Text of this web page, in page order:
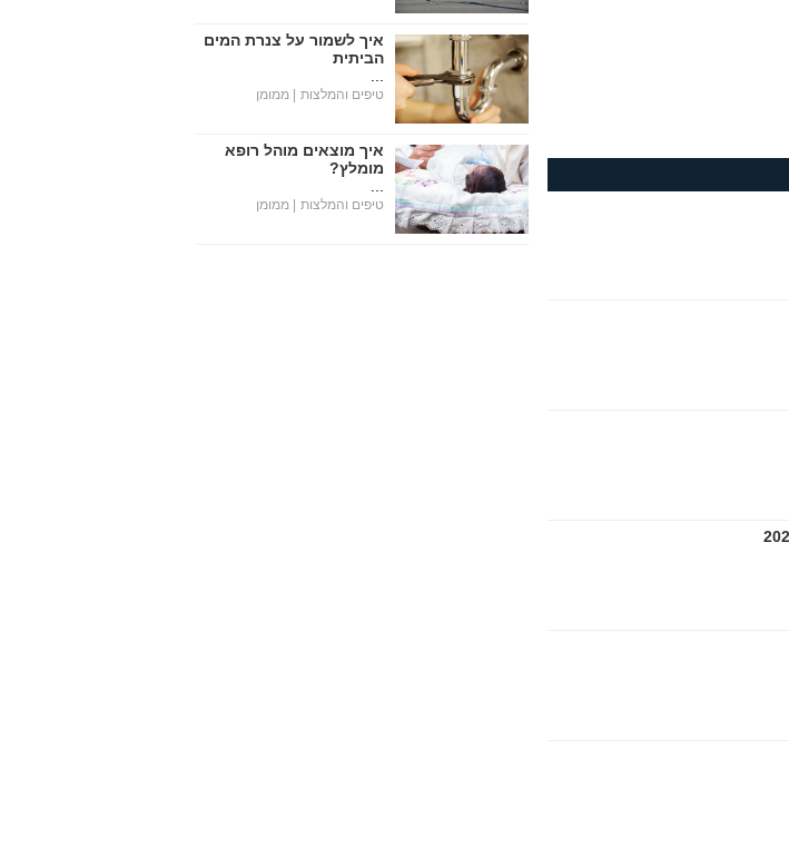
איך לשמור על צנרת המים
הביתית
טיפים והמלצות | ממומן
איך מוצאים מוהל רופא
מומלץ?
טיפים והמלצות | ממומן